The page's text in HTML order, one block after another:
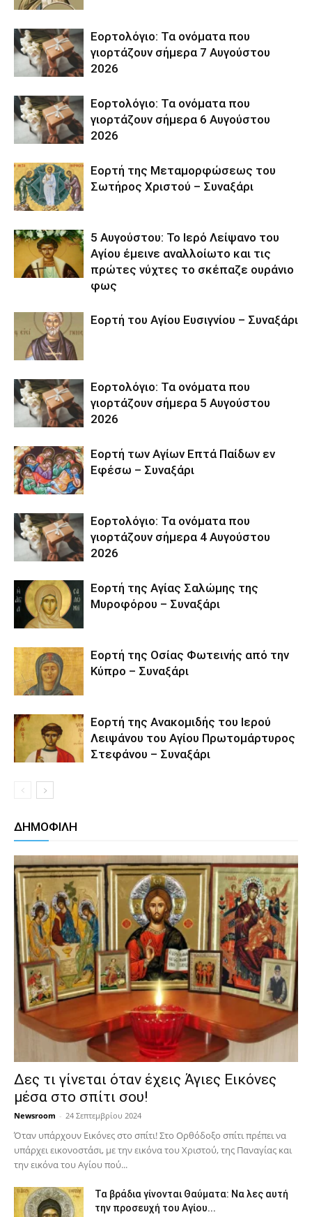
Εορτολόγιο: Τα ονόματα που
γιορτάζουν σήμερα 7 Αυγούστου
2026
Εορτολόγιο: Τα ονόματα που
γιορτάζουν σήμερα 6 Αυγούστου
2026
Εορτή της Μεταμορφώσεως του
Σωτήρος Χριστού – Συναξάρι
5 Αυγούστου: Το Ιερό Λείψανο του
Αγίου έμεινε αναλλοίωτο και τις
πρώτες νύχτες το σκέπαζε ουράνιο
φως
Εορτή του Αγίου Ευσιγνίου – Συναξάρι
Εορτολόγιο: Τα ονόματα που
γιορτάζουν σήμερα 5 Αυγούστου
2026
Εορτή των Αγίων Επτά Παίδων εν
Εφέσω – Συναξάρι
Εορτολόγιο: Τα ονόματα που
γιορτάζουν σήμερα 4 Αυγούστου
2026
Εορτή της Αγίας Σαλώμης της
Μυροφόρου – Συναξάρι
Εορτή της Οσίας Φωτεινής από την
Κύπρο – Συναξάρι
Εορτή της Ανακομιδής του Ιερού
Λειψάνου του Αγίου Πρωτομάρτυρος
Στεφάνου – Συναξάρι
ΔΗΜΟΦΙΛΗ
Δες τι γίνεται όταν έχεις Άγιες Εικόνες
μέσα στο σπίτι σου!
Newsroom - 24 Σεπτεμβρίου 2024
Όταν υπάρχουν Εικόνες στο σπίτι! Στο Ορθόδοξο σπίτι πρέπει να
υπάρχει εικονοστάσι, με την εικόνα του Χριστού, της Παν­αγίας και
την εικόνα του Αγίου πού...
Τα βράδια γίνονται Θαύματα: Να λες αυτή
την προσευχή του Αγίου...